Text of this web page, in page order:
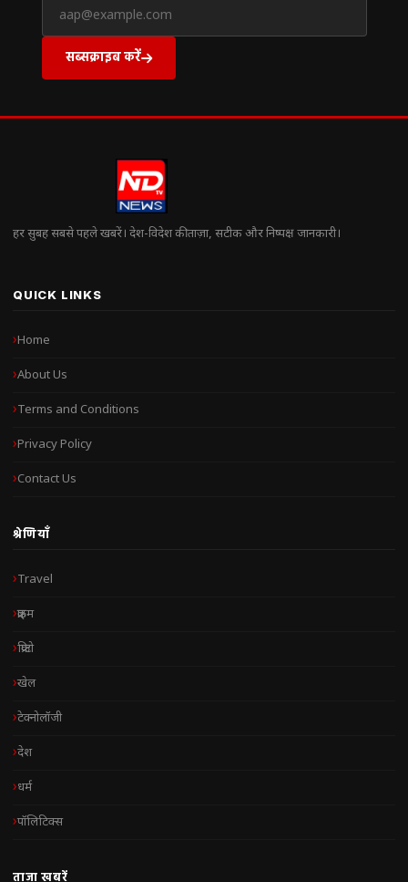
सब्सक्राइब करें
हर सुबह सबसे पहले खबरें। देश-विदेश की ताज़ा, सटीक और निष्पक्ष जानकारी।
QUICK LINKS
Home
About Us
Terms and Conditions
Privacy Policy
Contact Us
श्रेणियाँ
Travel
क्राइम
क्रिप्टो
खेल
टेक्नोलॉजी
देश
धर्म
पॉलिटिक्स
ताज़ा खबरें